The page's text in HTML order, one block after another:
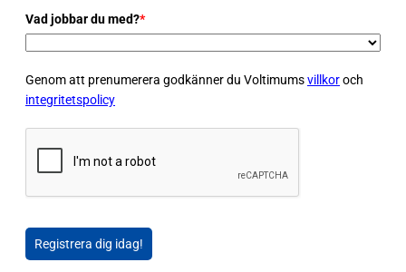
Vad jobbar du med?*
Genom att prenumerera godkänner du Voltimumsvillkoroch
integritetspolicy
Registrera dig idag!